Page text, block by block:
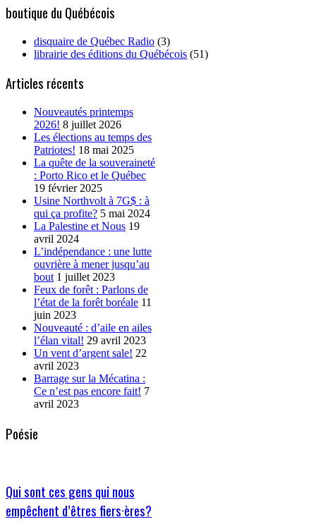
boutique du Québécois
disquaire de Québec Radio (3)
librairie des éditions du Québécois (51)
Articles récents
Nouveautés printemps
2026! 8 juillet 2026
Les élections au temps des
Patriotes! 18 mai 2025
La quête de la souveraineté
: Porto Rico et le Québec
19 février 2025
Usine Northvolt à 7G$ : à
qui ça profite? 5 mai 2024
La Palestine et Nous 19
avril 2024
L’indépendance : une lutte
ouvrière à mener jusqu’au
bout 1 juillet 2023
Feux de forêt : Parlons de
l’état de la forêt boréale 11
juin 2023
Nouveauté : d’aile en ailes
l’élan vital! 29 avril 2023
Un vent d’argent sale! 22
avril 2023
Barrage sur la Mécatina :
Ce n’est pas encore fait! 7
avril 2023
Poésie
Qui sont ces gens qui nous
empêchent d’êtres fiers·ères?